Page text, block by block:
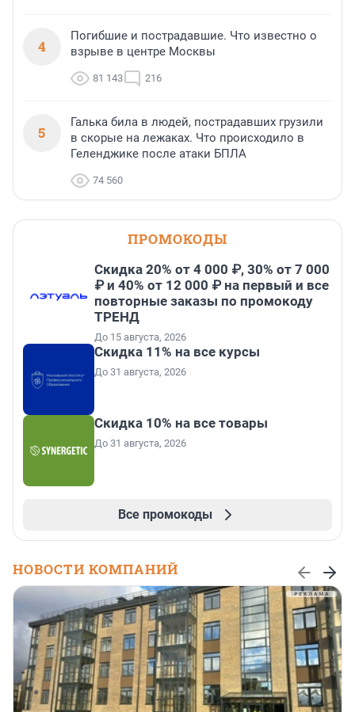
4
Погибшие и пострадавшие. Что известно о
взрыве в центре Москвы
81 143 216
5
Галька била в людей, пострадавших грузили
в скорые на лежаках. Что происходило в
Геленджике после атаки БПЛА
74 560
ПРОМОКОДЫ
Скидка 20% от 4 000 ₽, 30% от 7 000
₽ и 40% от 12 000 ₽ на первый и все
повторные заказы по промокоду
ТРЕНД
До 15 августа, 2026
Скидка 11% на все курсы
До 31 августа, 2026
Скидка 10% на все товары
До 31 августа, 2026
Все промокоды
НОВОСТИ КОМПАНИЙ